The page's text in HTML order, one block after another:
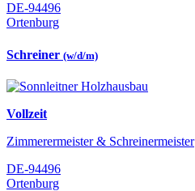
DE-94496
Ortenburg
Schreiner (w/d/m)
Vollzeit
Zimmerermeister & Schreinermeister
DE-94496
Ortenburg